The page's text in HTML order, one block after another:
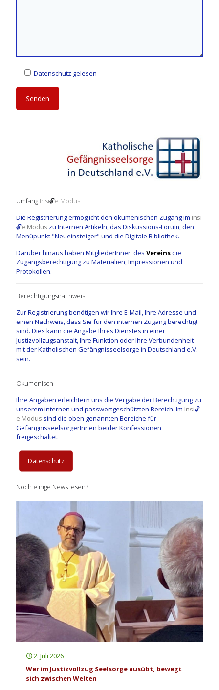
Datenschutz gelesen
Umfang Insi🔓e Modus
Die Registrierung ermöglicht den ökumenischen Zugang im Insi
🔓e Modus zu Internen Artikeln, das Diskussions-Forum, den
Menüpunkt "Neueinsteiger" und die Digitale Bibliothek.
Darüber hinaus haben MitgliederInnen des Vereinsdie
Zugangsberechtigung zu Materialien, Impressionen und
Protokollen.
Berechtigungsnachweis
Zur Registrierung benötigen wir Ihre E-Mail, Ihre Adresse und
einen Nachweis, dass Sie für den internen Zugang berechtigt
sind. Dies kann die Angabe Ihres Dienstes in einer
Justizvollzugsanstalt, Ihre Funktion oder Ihre Verbundenheit
mit der Katholischen Gefängnisseelsorge in Deutschland e.V.
sein.
Ökumenisch
Ihre Angaben erleichtern uns die Vergabe der Berechtigung zu
unserem internen und passwortgeschützten Bereich. Im Insi🔓
e Modus sind die oben genannten Bereiche für
GefängnisseelsorgerInnen beider Konfessionen
freigeschaltet.
Datenschutz
Noch einige News lesen?
2. Juli 2026
Wer im Justizvollzug Seelsorge ausübt, bewegt
sich zwischen Welten